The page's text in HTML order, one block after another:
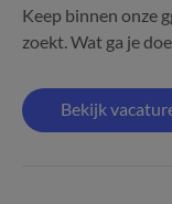
Keep binnen onze
zoekt. Wat ga je
Bekijk